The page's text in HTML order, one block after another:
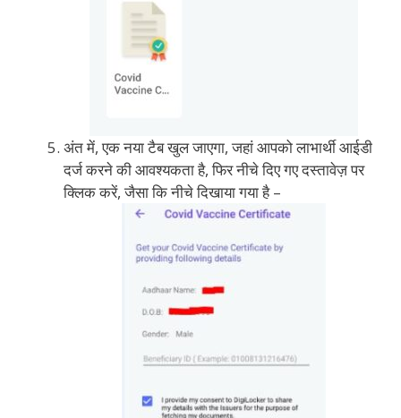
अंत में, एक नया टैब खुल जाएगा, जहां आपको लाभार्थी आईडी
दर्ज करने की आवश्यकता है, फिर नीचे दिए गए दस्तावेज़ पर
क्लिक करें, जैसा कि नीचे दिखाया गया है –